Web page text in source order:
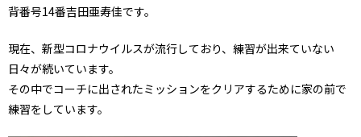
背番号14番吉田亜寿佳です。
現在、新型コロナウイルスが流行しており、練習が出来ていない
日々が続いています。
その中でコーチに出されたミッションをクリアするために家の前で
練習をしています。